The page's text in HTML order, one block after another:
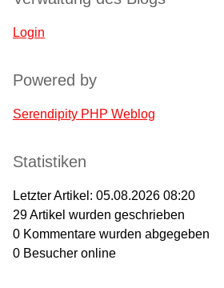
Login
Powered by
Serendipity PHP Weblog
Statistiken
Letzter Artikel: 05.08.2026 08:20
29Artikel wurden geschrieben
0 Kommentare wurden abgegeben
0 Besucher online